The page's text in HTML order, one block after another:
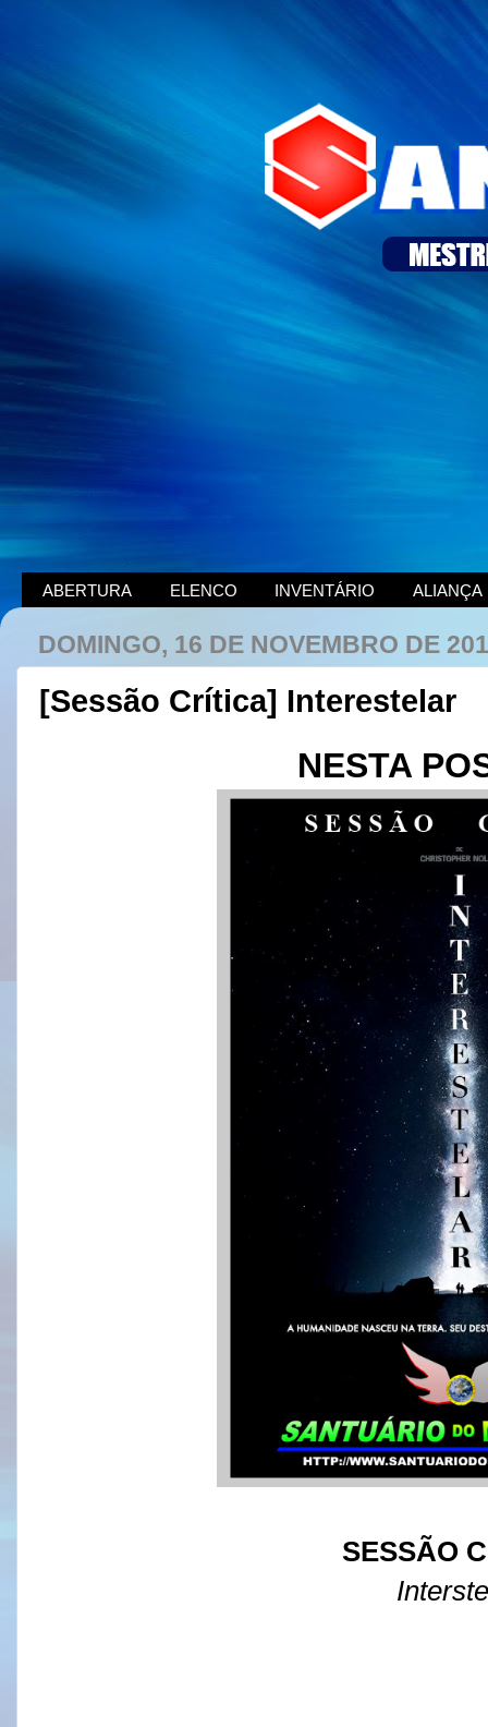
ABERTURA ELENCO INVENTÁRIO ALIANÇA
DOMINGO, 16 DE NOVEMBRO DE
[Sessão Crítica] Interestelar
NESTA
SESSÃO